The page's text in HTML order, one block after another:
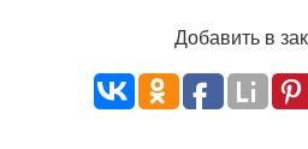
Добавить в